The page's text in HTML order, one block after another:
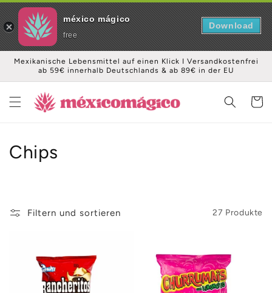
Direkt
zum
Inhalt
Mexikanische Lebensmittel auf einen Klick I Versandkostenfrei
ab 59€ innerhalb Deutschlands & ab 89€ in der EU
K
e
Chips
Filtern und sortieren 27 Produkte
méxico mágico
free
Download